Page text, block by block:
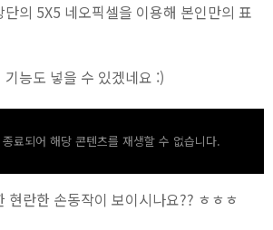
의 5X5 네오픽셀을 이용해 본인만의 표
능도 넣을 수 있겠네요 :)
료되어 해당 콘텐츠를 재생할 수 없습니다.
현란한 손동작이 보이시나요?? ㅎㅎㅎ